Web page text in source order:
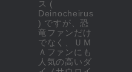
ス (
Deinocheirus
) ですが、恐
竜ファンだけ
でなく、ＵＭ
Ａファンにも
人気の高いダ